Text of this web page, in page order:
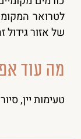
לטרואר
של אזור גידול
מה עוד
טעימות יין,